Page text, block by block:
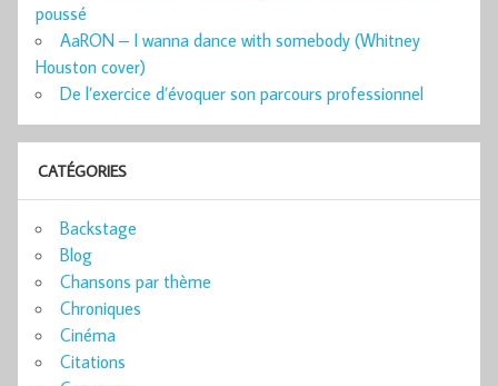
poussé
AaRON – I wanna dance with somebody (Whitney
Houston cover)
De l’exercice d’évoquer son parcours professionnel
CATÉGORIES
Backstage
Blog
Chansons par thème
Chroniques
Cinéma
Citations